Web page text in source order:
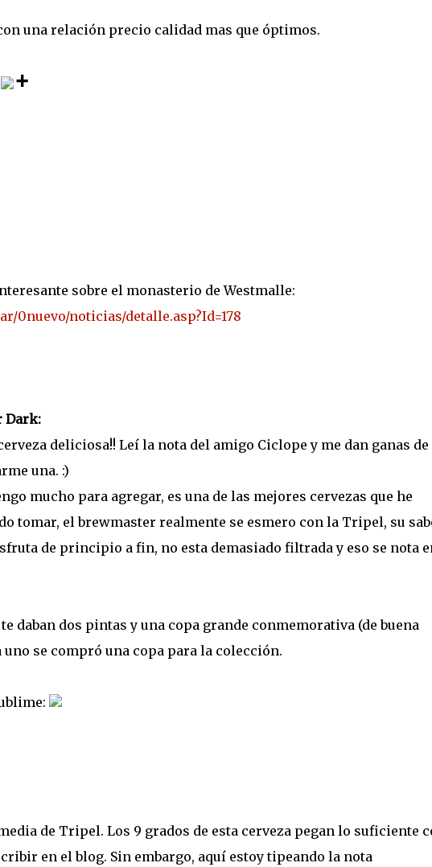
una relación precio calidad mas que óptimos.
+
sobre el monasterio de Westmalle:
0nuevo/noticias/detalle.asp?Id=178
Dark:
deliciosa!! Leí la nota del amigo Ciclope y me dan ganas de
una. :)
mucho para agregar, es una de las mejores cervezas que he
tomar, el brewmaster realmente se esmero con la Tripel, su
de principio a fin, no esta demasiado filtrada y eso se nota
daban dos pintas y una copa grande conmemorativa (de buena
uno se compró una copa para la colección.
de Tripel. Los 9 grados de esta cerveza pegan lo suficiente
en el blog. Sin embargo, aquí estoy tipeando la nota